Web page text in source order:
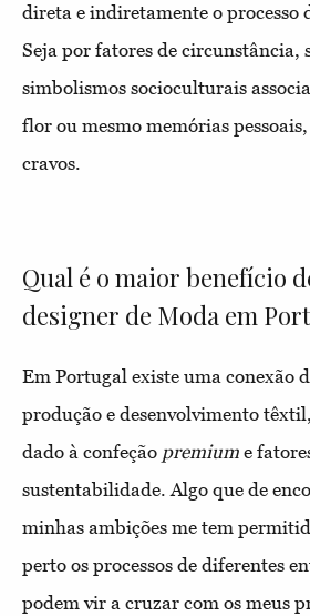
direta e indiretamente o processo
Seja por fatores de circunstância,
simbolismos socioculturais
flor ou mesmo memórias pessoais,
cravos.
Qual é o maior benefício
designer de Moda em
Em Portugal existe uma conexão
produção e desenvolvimento
dado à confeção premium e
sustentabilidade. Algo que de
minhas ambições me tem
perto os processos de diferentes
podem vir a cruzar com os meus